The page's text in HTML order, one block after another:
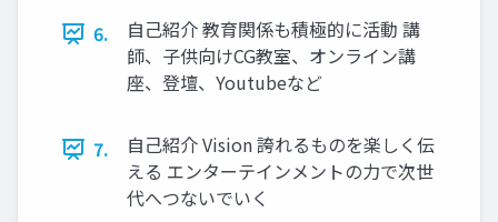
6.
自己紹介 教育関係も積極的に活動 講
師、子供向けCG教室、オンライン講
座、登壇、Youtubeなど
7.
自己紹介 Vision 誇れるものを楽しく伝
える エンターテインメントの力で次世
代へつないでいく